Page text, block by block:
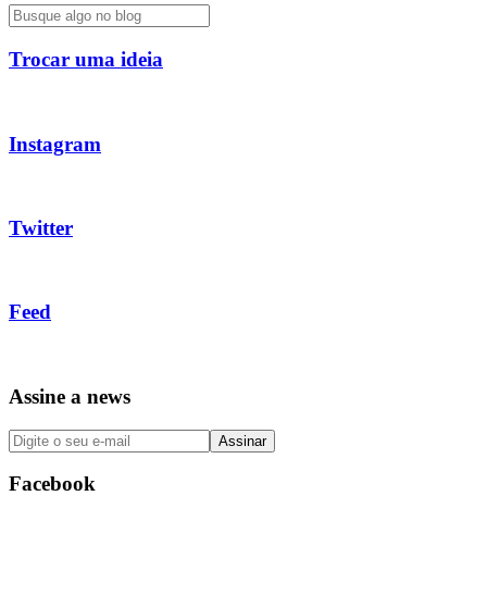
Trocar uma ideia
Instagram
Twitter
Feed
Assine a news
Facebook